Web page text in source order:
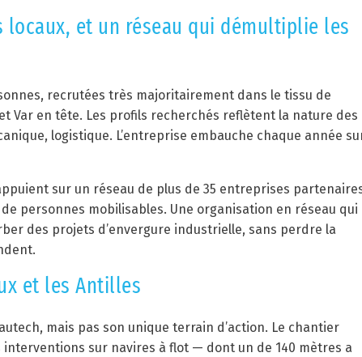
et un réseau qui démultiplie les
recrutées très majoritairement dans le tissu de
Var en tête. Les profils recherchés reflètent la nature des
logistique. L’entreprise embauche chaque année
sur un réseau de plus de 35 entreprises
personnes mobilisables. Une organisation en réseau qui
des projets d’envergure industrielle, sans perdre la
et les Antilles
mais pas son unique terrain d’action. Le chantier
interventions sur navires à flot — dont un de 140 mètres a